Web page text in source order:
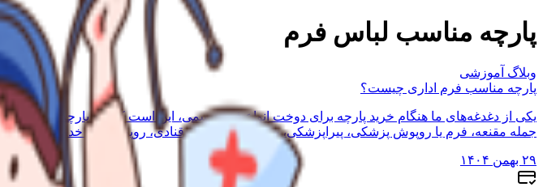
پارچه مناسب لباس فرم
وبلاگ آموزشی
پارچه مناسب فرم اداری چیست؟
یکی از دغدغه‌های ما هنگام خرید پارچه برای دوخت انواع فرم رسمی، این است که چه پارچه‌ای
جمله مقنعه، فرم یا روپوش پزشکی، پیراپزشکی، پرستاری، نانوایی، قنادی، روپوش‌های خدماتی و
۲۹ بهمن ۱۴۰۴